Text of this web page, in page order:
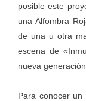
posible este
una Alfombra
de una u otra
escena de
nueva
Para conocer